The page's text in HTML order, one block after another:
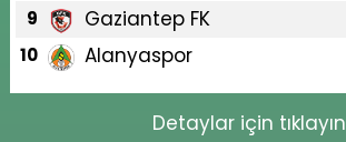
9 Gaziantep FK
10 Alanyaspor
Detaylar için tıklayın